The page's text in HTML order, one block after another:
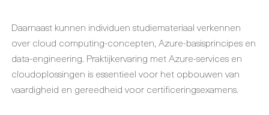
Daarnaast kunnen individuen studiemateriaal verkennen
over cloud computing-concepten, Azure-basisprincipes en
data-engineering. Praktijkervaring met Azure-services en
cloudoplossingen is essentieel voor het opbouwen van
vaardigheid en gereedheid voor certificeringsexamens.